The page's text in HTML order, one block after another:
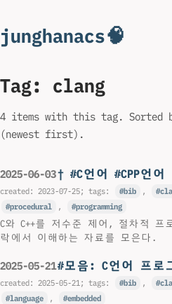
junghanacs🧠
Tag: clang
4 items with this tag. Sorted
(newest first).
2025-06-03† #C언어 #CPP언어
created: 2023-07-25; tags: bib ,
procedural
, programming
C와 C++를 저수준 제어, 절차적 프
락에서 이해하는 자료를 모은다.
2025-05-21#모음: C언어 프로
created: 2025-05-21 ; tags: bib ,
language
, embedded